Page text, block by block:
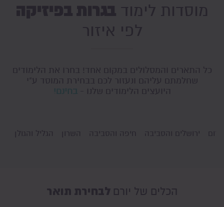
מוסדות לימוד בגרות בפיזיקה
לפי איזור
כל התארים והמסלולים במקום אחד! בחרו את הלימודים
שחלמתם עליהם ונעזור לכם בבחירת המוסד ע"י
היועצים הלימודים שלנו -
הגליל והגולן השרון חיפה והסביבה ירושלים והסביבה
הכלים של יורם לבחירת תואר